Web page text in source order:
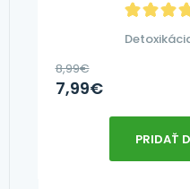
8,99€
7,99€
PRIDAŤ